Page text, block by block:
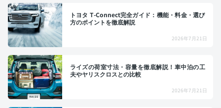
トヨタ T-Connect完全ガイド：機能・料金・選び
方のポイントを徹底解説
2026年7月21日
ライズの荷室寸法・容量を徹底解説！車中泊の工
夫やヤリスクロスとの比較
2026年7月21日